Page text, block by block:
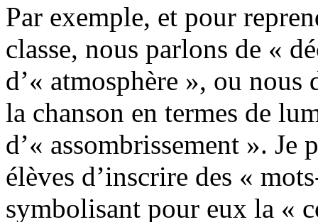
Par exemple, et pour
classe, nous parlons de «
d’« atmosphère », ou
la chanson en termes de
d’« assombrissement ». Je
élèves d’inscrire des «
symbolisant pour eux la «